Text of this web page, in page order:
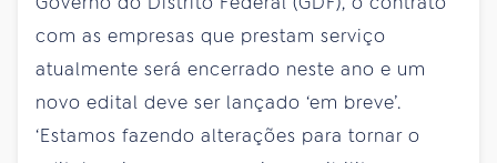
com as empresas que prestam serviço
atualmente será encerrado neste ano e um
novo edital deve ser lançado ‘em breve’.
‘Estamos fazendo alterações para tornar o